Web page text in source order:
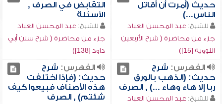
حديث (أمرت أن أقاتل
الناس...)
للشيخ: عبد المحسن العباد
جزء من محاضرة ( شرح الأربعين
النووية [15])
التقابض في الصرف ,
الأسئلة
للشيخ: عبد المحسن العباد
جزء من محاضرة ( شرح سنن أبي
داود [138])
الفهرس: شرح
حديث: (الذهب بالورق
ربا إلا هاء وهاء ...) , الصرف
للشيخ: عبد المحسن العباد
الفهرس: شرح
حديث: (فإذا اختلفت
هذه الأصناف فبيعوا كيف
شئتم) , الصرف